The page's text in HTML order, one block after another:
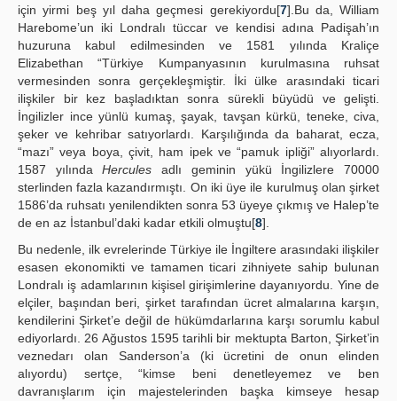
için yirmi beş yıl daha geçmesi gerekiyordu[7].Bu da, William
Harebome’un iki Londralı tüccar ve kendisi adına Padişah’ın
huzuruna kabul edilmesinden ve 1581 yılında Kraliçe
Elizabethan “Türkiye Kumpanyasının kurulmasına ruhsat
vermesinden sonra gerçekleşmiştir. İki ülke arasındaki ticari
ilişkiler bir kez başladıktan sonra sürekli büyüdü ve gelişti.
İngilizler ince yünlü kumaş, şayak, tavşan kürkü, teneke, civa,
şeker ve kehribar satıyorlardı. Karşılığında da baharat, ecza,
“mazı” veya boya, çivit, ham ipek ve “pamuk ipliği” alıyorlardı.
1587 yılındaHercules adlı geminin yükü İngilizlere 70000
sterlinden fazla kazandırmıştı. On iki üye ile kurulmuş olan şirket
1586’da ruhsatı yenilendikten sonra 53 üyeye çıkmış ve Halep’te
de en az İstanbul’daki kadar etkili olmuştu[8].
Bu nedenle, ilk evrelerinde Türkiye ile İngiltere arasındaki ilişkiler
esasen ekonomikti ve tamamen ticari zihniyete sahip bulunan
Londralı iş adamlarının kişisel girişimlerine dayanıyordu. Yine de
elçiler, başından beri, şirket tarafından ücret almalarına karşın,
kendilerini Şirket’e değil de hükümdarlarına karşı sorumlu kabul
ediyorlardı. 26 Ağustos 1595 tarihli bir mektupta Barton, Şirket’in
veznedarı olan Sanderson’a (ki ücretini de onun elinden
alıyordu) sertçe, “kimse beni denetleyemez ve ben
davranışlarım için majestelerinden başka kimseye hesap